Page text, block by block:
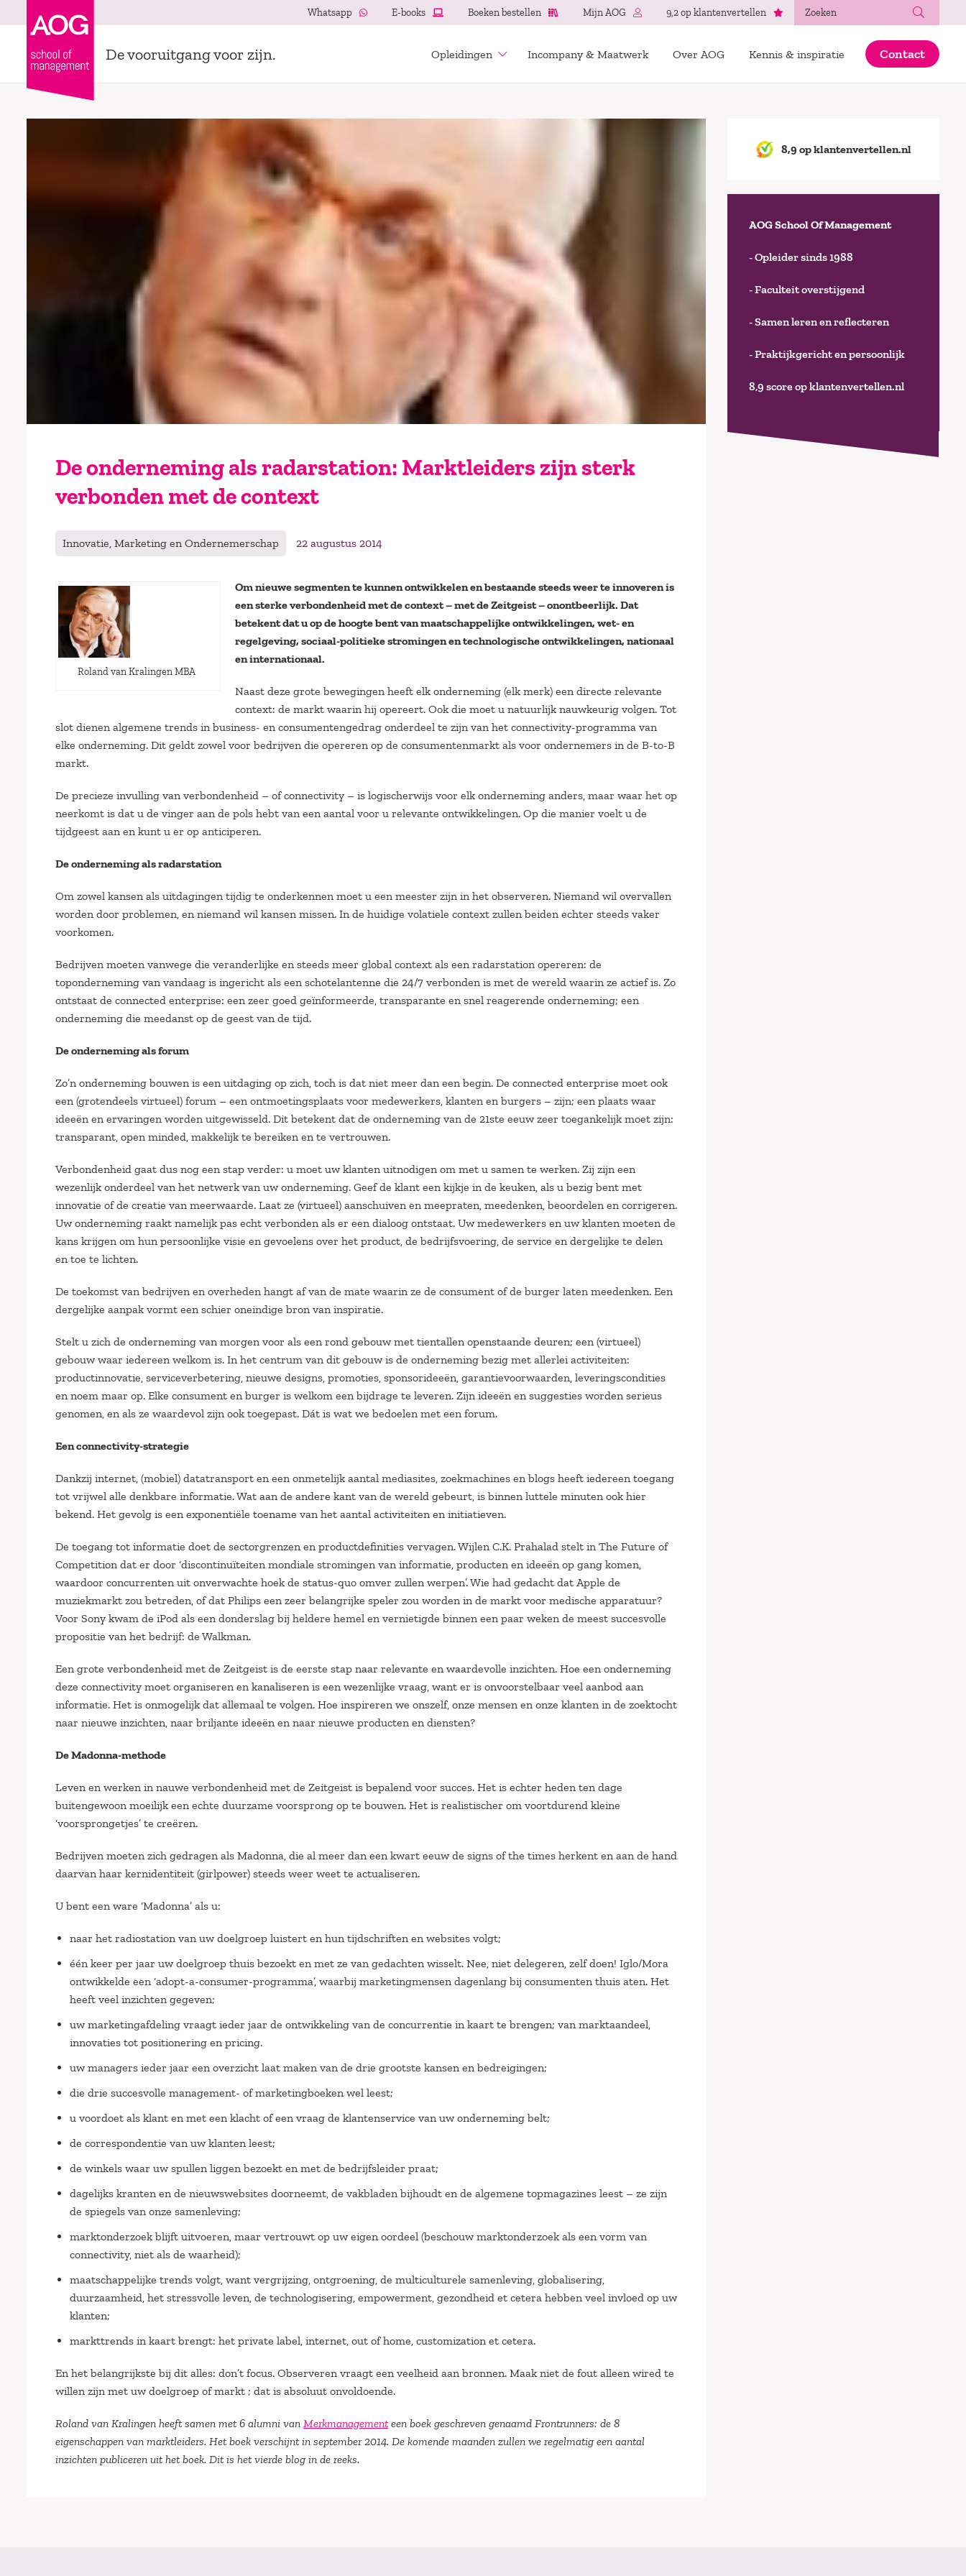
Whatsapp E-books Boeken bestellen Mijn AOG 9,2 op klantenvertellen
De vooruitgang voor zijn. Opleidingen Incompany & Maatwerk Over AOG Kennis & inspiratie Contact
De onderneming als radarstation: Marktleiders zijn sterk
verbonden met de context
Innovatie, Marketing en Ondernemerschap 22 augustus 2014
Roland van Kralingen MBA
Om nieuwe segmenten te kunnen ontwikkelen en bestaande steeds weer te innoveren is
een sterke verbondenheid met de context – met de Zeitgeist – onontbeerlijk. Dat
betekent dat u op de hoogte bent van maatschappelijke ontwikkelingen, wet- en
regelgeving, sociaal-politieke stromingen en technologische ontwikkelingen, nationaal
en internationaal.
Naast deze grote bewegingen heeft elk onderneming (elk merk) een directe relevante
context: de markt waarin hij opereert. Ook die moet u natuurlijk nauwkeurig volgen. Tot
slot dienen algemene trends in business- en consumentengedrag onderdeel te zijn van het connectivity-programma van
elke onderneming. Dit geldt zowel voor bedrijven die opereren op de consumentenmarkt als voor ondernemers in de B-to-B
markt.
De precieze invulling van verbondenheid – of connectivity – is logischerwijs voor elk onderneming anders, maar waar het op
neerkomt is dat u de vinger aan de pols hebt van een aantal voor u relevante ontwikkelingen. Op die manier voelt u de
tijdgeest aan en kunt u er op anticiperen.
De onderneming als radarstation
Om zowel kansen als uitdagingen tijdig te onderkennen moet u een meester zijn in het observeren. Niemand wil overvallen
worden door problemen, en niemand wil kansen missen. In de huidige volatiele context zullen beiden echter steeds vaker
voorkomen.
Bedrijven moeten vanwege die veranderlijke en steeds meer global context als een radarstation opereren: de
toponderneming van vandaag is ingericht als een schotelantenne die 24/7 verbonden is met de wereld waarin ze actief is. Zo
ontstaat de connected enterprise: een zeer goed geïnformeerde, transparante en snel reagerende onderneming; een
onderneming die meedanst op de geest van de tijd.
De onderneming als forum
Zo’n onderneming bouwen is een uitdaging op zich, toch is dat niet meer dan een begin. De connected enterprise moet ook
een (grotendeels virtueel) forum – een ontmoetingsplaats voor medewerkers, klanten en burgers – zijn; een plaats waar
ideeën en ervaringen worden uitgewisseld. Dit betekent dat de onderneming van de 21ste eeuw zeer toegankelijk moet zijn:
transparant, open minded, makkelijk te bereiken en te vertrouwen.
Verbondenheid gaat dus nog een stap verder: u moet uw klanten uitnodigen om met u samen te werken. Zij zijn een
wezenlijk onderdeel van het netwerk van uw onderneming. Geef de klant een kijkje in de keuken, als u bezig bent met
innovatie of de creatie van meerwaarde. Laat ze (virtueel) aanschuiven en meepraten, meedenken, beoordelen en corrigeren.
Uw onderneming raakt namelijk pas echt verbonden als er een dialoog ontstaat. Uw medewerkers en uw klanten moeten de
kans krijgen om hun persoonlijke visie en gevoelens over het product, de bedrijfsvoering, de service en dergelijke te delen
en toe te lichten.
De toekomst van bedrijven en overheden hangt af van de mate waarin ze de consument of de burger laten meedenken. Een
dergelijke aanpak vormt een schier oneindige bron van inspiratie.
Stelt u zich de onderneming van morgen voor als een rond gebouw met tientallen openstaande deuren; een (virtueel)
gebouw waar iedereen welkom is. In het centrum van dit gebouw is de onderneming bezig met allerlei activiteiten:
productinnovatie, serviceverbetering, nieuwe designs, promoties, sponsorideeën, garantievoorwaarden, leveringscondities
en noem maar op. Elke consument en burger is welkom een bijdrage te leveren. Zijn ideeën en suggesties worden serieus
genomen, en als ze waardevol zijn ook toegepast. Dát is wat we bedoelen met een forum.
Een connectivity-strategie
Dankzij internet, (mobiel) datatransport en een onmetelijk aantal mediasites, zoekmachines en blogs heeft iedereen toegang
tot vrijwel alle denkbare informatie. Wat aan de andere kant van de wereld gebeurt, is binnen luttele minuten ook hier
bekend. Het gevolg is een exponentiële toename van het aantal activiteiten en initiatieven.
De toegang tot informatie doet de sectorgrenzen en productdefinities vervagen. Wijlen C.K. Prahalad stelt in The Future of
Competition dat er door ‘discontinuïteiten mondiale stromingen van informatie, producten en ideeën op gang komen,
waardoor concurrenten uit onverwachte hoek de status-quo omver zullen werpen’. Wie had gedacht dat Apple de
muziekmarkt zou betreden, of dat Philips een zeer belangrijke speler zou worden in de markt voor medische apparatuur?
Voor Sony kwam de iPod als een donderslag bij heldere hemel en vernietigde binnen een paar weken de meest succesvolle
propositie van het bedrijf: de Walkman.
Een grote verbondenheid met de Zeitgeist is de eerste stap naar relevante en waardevolle inzichten. Hoe een onderneming
deze connectivity moet organiseren en kanaliseren is een wezenlijke vraag, want er is onvoorstelbaar veel aanbod aan
informatie. Het is onmogelijk dat allemaal te volgen. Hoe inspireren we onszelf, onze mensen en onze klanten in de zoektocht
naar nieuwe inzichten, naar briljante ideeën en naar nieuwe producten en diensten?
De Madonna-methode
Leven en werken in nauwe verbondenheid met de Zeitgeist is bepalend voor succes. Het is echter heden ten dage
buitengewoon moeilijk een echte duurzame voorsprong op te bouwen. Het is realistischer om voortdurend kleine
‘voorsprongetjes’ te creëren.
Bedrijven moeten zich gedragen als Madonna, die al meer dan een kwart eeuw de signs of the times herkent en aan de hand
daarvan haar kernidentiteit (girlpower) steeds weer weet te actualiseren.
U bent een ware ‘Madonna’ als u:
naar het radiostation van uw doelgroep luistert en hun tijdschriften en websites volgt;
één keer per jaar uw doelgroep thuis bezoekt en met ze van gedachten wisselt. Nee, niet delegeren, zelf doen! Iglo/Mora
ontwikkelde een ‘adopt-a-consumer-programma’, waarbij marketingmensen dagenlang bij consumenten thuis aten. Het
heeft veel inzichten gegeven;
uw marketingafdeling vraagt ieder jaar de ontwikkeling van de concurrentie in kaart te brengen; van marktaandeel,
innovaties tot positionering en pricing.
uw managers ieder jaar een overzicht laat maken van de drie grootste kansen en bedreigingen;
die drie succesvolle management- of marketingboeken wel leest;
u voordoet als klant en met een klacht of een vraag de klantenservice van uw onderneming belt;
de correspondentie van uw klanten leest;
de winkels waar uw spullen liggen bezoekt en met de bedrijfsleider praat;
dagelijks kranten en de nieuwswebsites doorneemt, de vakbladen bijhoudt en de algemene topmagazines leest – ze zijn
de spiegels van onze samenleving;
marktonderzoek blijft uitvoeren, maar vertrouwt op uw eigen oordeel (beschouw marktonderzoek als een vorm van
connectivity, niet als de waarheid);
maatschappelijke trends volgt, want vergrijzing, ontgroening, de multiculturele samenleving, globalisering,
duurzaamheid, het stressvolle leven, de technologisering, empowerment, gezondheid et cetera hebben veel invloed op uw
klanten;
markttrends in kaart brengt: het private label, internet, out of home, customization et cetera.
En het belangrijkste bij dit alles: don’t focus. Observeren vraagt een veelheid aan bronnen. Maak niet de fout alleen wired te
willen zijn met uw doelgroep of markt ; dat is absoluut onvoldoende.
Roland van Kralingen heeft samen met 6 alumni van Merkmanagementeen boek geschreven genaamd Frontrunners: de 8
eigenschappen van marktleiders. Het boek verschijnt in september 2014. De komende maanden zullen we regelmatig een aantal
inzichten publiceren uit het boek. Dit is het vierde blog in de reeks.
8,9 op klantenvertellen.nl
AOG School Of Management
- Opleider sinds 1988
- Faculteit overstijgend
- Samen leren en reflecteren
- Praktijkgericht en persoonlijk
8,9 score op klantenvertellen.nl